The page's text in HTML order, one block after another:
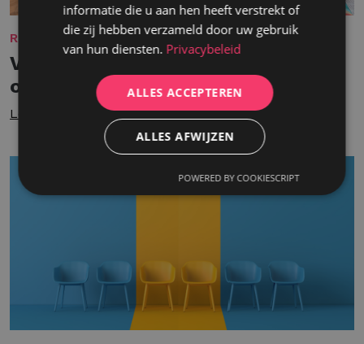
REKRUTERING
Van onverwachte kans tot
onmisbare kracht
Lees meer
informatie die u aan hen heeft verstrekt of
die zij hebben verzameld door uw gebruik
van hun diensten. Privacybeleid
ALLES ACCEPTEREN
ALLES AFWIJZEN
POWERED BY COOKIESCRIPT